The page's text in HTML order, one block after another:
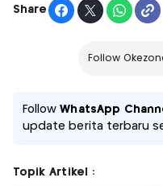
Share
Follow
FollowWhatsApp
update berita terbaru
Topik Artikel :